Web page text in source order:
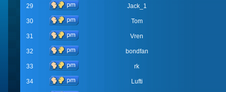
29 Jack_1
30 Tom
31 Vren
32 bondfan
33 rk
34 Lufti